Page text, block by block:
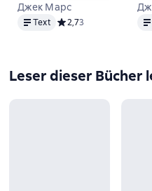
Джек Марс
TextText Средний рейтинг 2,7
2,73
Leser dieser Bücher